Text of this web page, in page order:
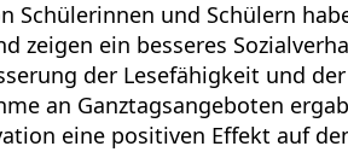
Schülerinnen und Schülern
zeigen ein besseres
der Lesefähigkeit und
an Ganztagsangeboten
eine positiven Effekt auf